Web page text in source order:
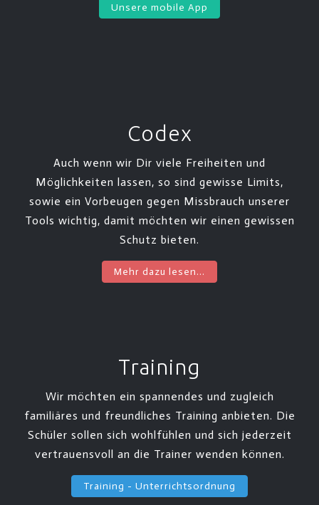
Unsere mobile App
Codex
Auch wenn wir Dir viele Freiheiten und
Möglichkeiten lassen, so sind gewisse Limits,
sowie ein Vorbeugen gegen Missbrauch unserer
Tools wichtig, damit möchten wir einen gewissen
Schutz bieten.
Mehr dazu lesen...
Training
Wir möchten ein spannendes und zugleich
familiäres und freundliches Training anbieten. Die
Schüler sollen sich wohlfühlen und sich jederzeit
vertrauensvoll an die Trainer wenden können.
Training - Unterrichtsordnung